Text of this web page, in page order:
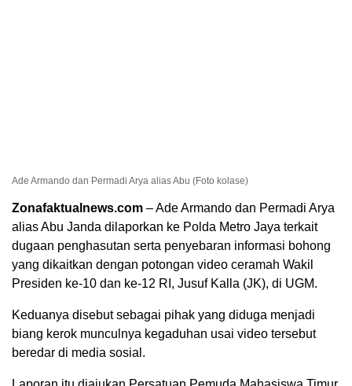
Ade Armando dan Permadi Arya alias Abu (Foto kolase)
Zonafaktualnews.com – Ade Armando dan Permadi Arya
alias Abu Janda dilaporkan ke Polda Metro Jaya terkait
dugaan penghasutan serta penyebaran informasi bohong
yang dikaitkan dengan potongan video ceramah Wakil
Presiden ke-10 dan ke-12 RI, Jusuf Kalla (JK), di UGM.
Keduanya disebut sebagai pihak yang diduga menjadi
biang kerok munculnya kegaduhan usai video tersebut
beredar di media sosial.